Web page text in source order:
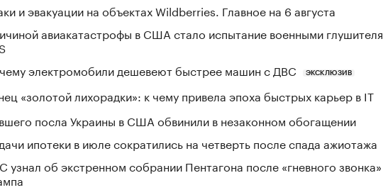
и эвакуации на объектах Wildberries. Главное на 6 августа
авиакатастрофы в США стало испытание военными глушителя
электромобили дешевеют быстрее машин с ДВС
ЭКСКЛЮЗИВ
«золотой лихорадки»: к чему привела эпоха быстрых карьер в IT
посла Украины в США обвинили в незаконном обогащении
ипотеки в июле сократились на четверть после спада ажиотажа
узнал об экстренном собрании Пентагона после «гневного звонка»